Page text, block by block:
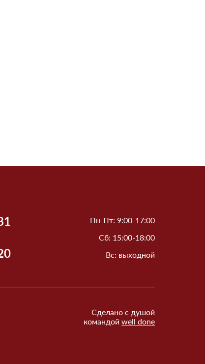
Пн-Пт: 9:00-17:00
Сб: 15:00-18:00
Вс: выходной
Сделано с душой
командой well done